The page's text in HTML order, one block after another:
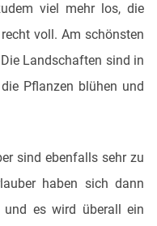
viel mehr los, die
voll. Am schönsten
Landschaften sind in
Pflanzen blühen und
sind ebenfalls sehr zu
haben sich dann
es wird überall ein